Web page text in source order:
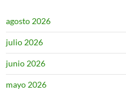
agosto 2026
julio 2026
junio 2026
mayo 2026